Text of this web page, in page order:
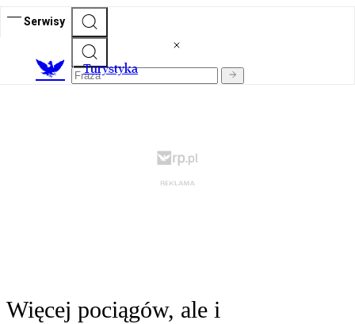
Serwisy
Turystyka
Więcej pociągów, ale i